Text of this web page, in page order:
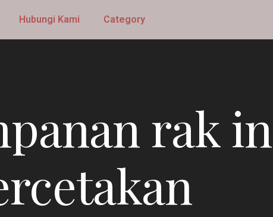
Hubungi Kami Category
rak